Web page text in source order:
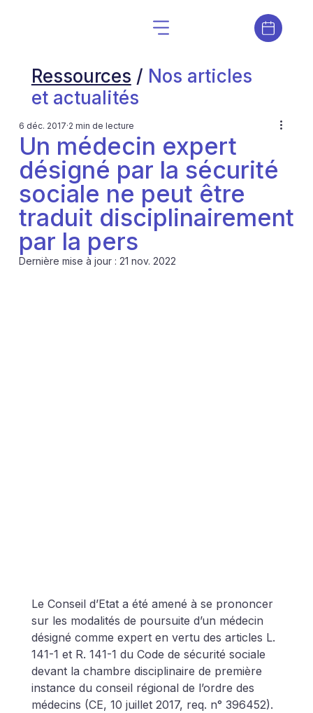
Ressources / Nos articles
et actualités
Un médecin expert
désigné par la sécurité
sociale ne peut être
traduit disciplinairement
par la pers
6 déc. 2017 2 min de lecture
Dernière mise à jour : 21 nov. 2022
Le Conseil d’Etat a été amené à se prononcer
sur les modalités de poursuite d’un médecin
désigné comme expert en vertu des articles L.
141-1 et R. 141-1 du Code de sécurité sociale
devant la chambre disciplinaire de première
instance du conseil régional de l’ordre des
médecins (CE, 10 juillet 2017, req. n° 396452).